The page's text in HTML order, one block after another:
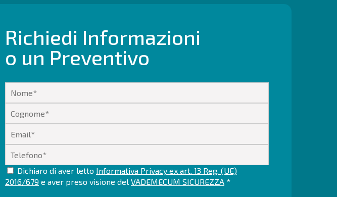
Richiedi Informazioni
o un Preventivo
Dichiaro di aver letto Informativa Privacy ex art. 13 Reg. (UE)
2016/679 e aver preso visione del VADEMECUM SICUREZZA *